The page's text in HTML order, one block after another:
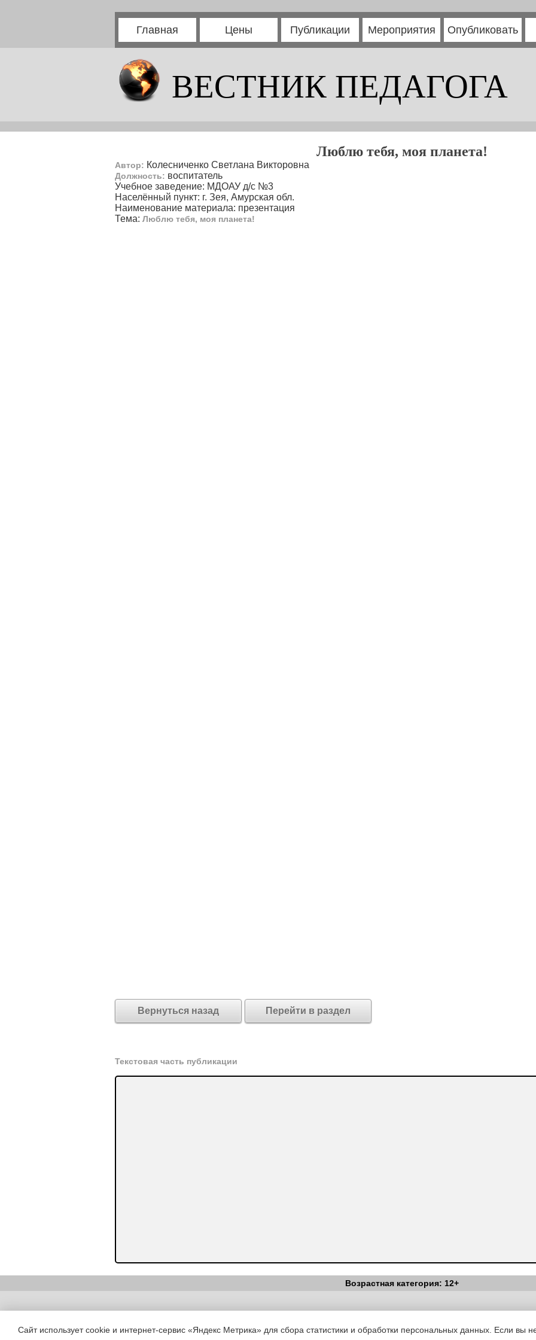
Главная Цены Публикации Мероприятия Опубликовать
ВЕСТНИК ПЕДАГОГА
Люблю тебя, моя планета!
Автор: Колесниченко Светлана Викторовна
Должность: воспитатель
Учебное заведение: МДОАУ д/с №3
Населённый пункт: г. Зея, Амурская обл.
Наименование материала: презентация
Тема: Люблю тебя, моя планета!
Вернуться назад Перейти в раздел
Текстовая часть публикации
Возрастная категория: 12+
Copyright (c) |Вестник Педагога|Об издании|Условия|Политика
Сайт использует cookie и интернет-сервис «Яндекс Метрика» для сбора статистики и обработки персональных данных. Если вы